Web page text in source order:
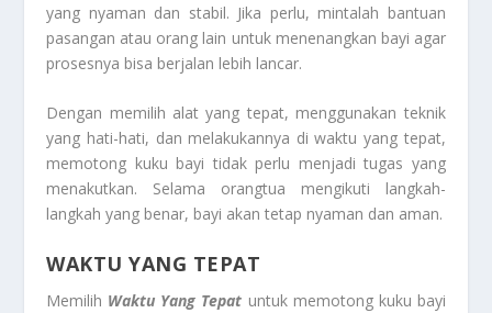
yang nyaman dan stabil. Jika perlu, mintalah bantuan
pasangan atau orang lain untuk menenangkan bayi agar
prosesnya bisa berjalan lebih lancar.
Dengan memilih alat yang tepat, menggunakan teknik
yang hati-hati, dan melakukannya di waktu yang tepat,
memotong kuku bayi tidak perlu menjadi tugas yang
menakutkan. Selama orangtua mengikuti langkah-
langkah yang benar, bayi akan tetap nyaman dan aman.
WAKTU YANG TEPAT
Memilih Waktu Yang Tepat untuk memotong kuku bayi